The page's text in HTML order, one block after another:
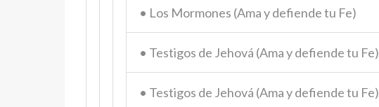
• Los Mormones (Ama y defiende tu Fe)
• Testigos de Jehová (Ama y defiende tu Fe)
• Testigos de Jehová (Ama y defiende tu Fe)